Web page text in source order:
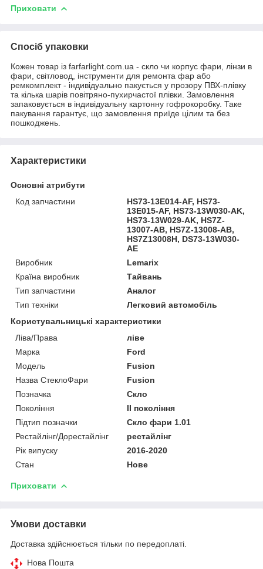
Приховати
Спосіб упаковки
Кожен товар із farfarlight.com.ua - скло чи корпус фари, лінзи в
фари, світловод, інструменти для ремонта фар або
ремкомплект - індивідуально пакується у прозору ПВХ-плівку
та кілька шарів повітряно-пухирчастої плівки. Замовлення
запаковується в індивідуальну картонну гофрокоробку. Таке
пакування гарантує, що замовлення приїде цілим та без
пошкоджень.
Характеристики
Основні атрибути
Код запчастини
HS73-13E014-AF, HS73-
13E015-AF, HS73-13W030-AK,
HS73-13W029-AK, HS7Z-
13007-AB, HS7Z-13008-AB,
HS7Z13008H, DS73-13W030-
AE
Виробник
Lemarix
Країна виробник
Тайвань
Тип запчастини
Аналог
Тип техніки
Легковий автомобіль
Користувальницькі характеристики
Ліва/Права
ліве
Марка
Ford
Мoдель
Fusion
Назва СтеклоФари
Fusion
Позначка
Скло
Покоління
II покоління
Підтип позначки
Скло фари 1.01
Рестайлінг/Дорестайлінг
рестайлінг
Рік випуску
2016-2020
Стан
Нове
Приховати
Умови доставки
Доставка здійснюється тільки по передоплаті.
Нова Пошта